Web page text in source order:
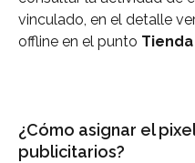
vinculado, en el detalle
offline en el punto
¿Cómo asignar el
publicitarios?